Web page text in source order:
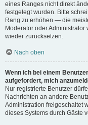
eines Ranges nicht direkt
festgelegt wurden. Bitte
Rang zu erhöhen — die
Moderator oder
wieder zurücksetzen.
Nach oben
Wenn ich bei einem
aufgefordert, mich
Nur registrierte Benutzer
Nachrichten an andere
Administration freigeschaltet
dieses Systems durch Gäste